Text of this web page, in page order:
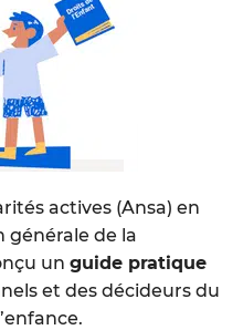
actives (Ansa) en
générale de la
un guide pratique
et des décideurs du